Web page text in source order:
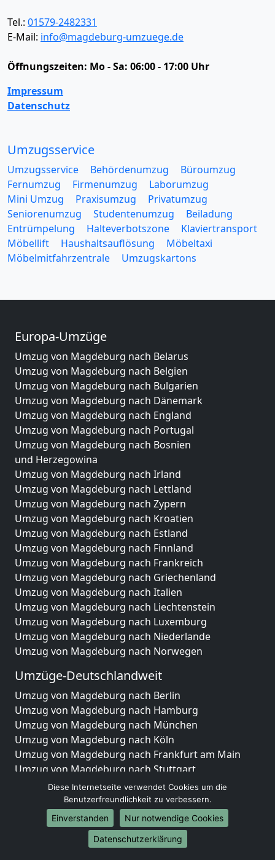
Tel.: 01579-2482331
E-Mail: info@magdeburg-umzuege.de
Öffnungszeiten: Mo - Sa: 06:00 - 17:00 Uhr
Impressum
Datenschutz
Umzugsservice
Umzugsservice Behördenumzug
Büroumzug
Fernumzug
Firmenumzug
Laborumzug
Mini Umzug
Praxisumzug
Privatumzug
Seniorenumzug
Studentenumzug
Beiladung
Entrümpelung
Halteverbotszone
Klaviertransport
Möbellift
Haushaltsauflösung
Möbeltaxi
Möbelmitfahrzentrale
Umzugskartons
Europa-Umzüge
Umzug von Magdeburg nach Belarus
Umzug von Magdeburg nach Belgien
Umzug von Magdeburg nach Bulgarien
Umzug von Magdeburg nach Dänemark
Umzug von Magdeburg nach England
Umzug von Magdeburg nach Portugal
Umzug von Magdeburg nach Bosnien
und Herzegowina
Umzug von Magdeburg nach Irland
Umzug von Magdeburg nach Lettland
Umzug von Magdeburg nach Zypern
Umzug von Magdeburg nach Kroatien
Umzug von Magdeburg nach Estland
Umzug von Magdeburg nach Finnland
Umzug von Magdeburg nach Frankreich
Umzug von Magdeburg nach Griechenland
Umzug von Magdeburg nach Italien
Umzug von Magdeburg nach Liechtenstein
Umzug von Magdeburg nach Luxemburg
Umzug von Magdeburg nach Niederlande
Umzug von Magdeburg nach Norwegen
Umzüge-Deutschlandweit
Umzug von Magdeburg nach Berlin
Umzug von Magdeburg nach Hamburg
Umzug von Magdeburg nach München
Umzug von Magdeburg nach Köln
Umzug von Magdeburg nach Frankfurt am Main
Umzug von Magdeburg nach Stuttgart
Umzug von Magdeburg nach Düsseldorf
Umzug von Magdeburg nach Leipzig
Umzug von Magdeburg nach Dortmund
Umzug von Magdeburg nach Essen
Umzug von Magdeburg nach Bremen
Diese Internetseite verwendet Cookies um die
Benutzerfreundlichkeit zu verbessern.
Einverstanden
Nur notwendige Cookies
Datenschutzerklärung